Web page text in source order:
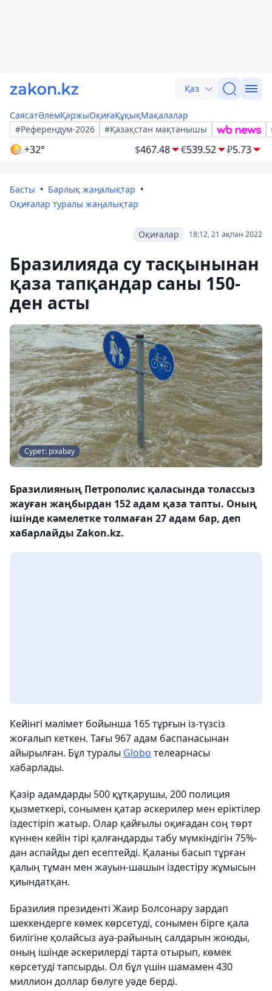
Қаз
СаясатӘлемҚаржыОқиғаҚұқықМақалалар
#Референдум-2026
#Қазақстан мақтанышы
+32° $467.48 €539.52 ₽5.73
Басты
Барлық жаңалықтар
Оқиғалар туралы жаңалықтар
18:12, 21 ақпан 2022
Оқиғалар
Бразилияда су тасқынынан
қаза тапқандар саны 150-
ден асты
Сурет: pixabay
Бразилияның Петрополис қаласында толассыз
жауған жаңбырдан 152 адам қаза тапты. Оның
ішінде кәмелетке толмаған 27 адам бар, деп
хабарлайды Zakon.kz.
Кейінгі мәлімет бойынша 165 тұрғын із-түзсіз
жоғалып кеткен. Тағы 967 адам баспанасынан
айырылған. Бұл туралы Globo телеарнасы
хабарлады.
Қазір адамдарды 500 құтқарушы, 200 полиция
қызметкері, сонымен қатар әскерилер мен еріктілер
іздестіріп жатыр. Олар қайғылы оқиғадан соң төрт
күннен кейін тірі қалғандарды табу мүмкіндігін 75%-
дан аспайды деп есептейді. Қаланы басып тұрған
қалың тұман мен жауын-шашын іздестіру жұмысын
қиындатқан.
Бразилия президенті Жаир Болсонару зардап
шеккендерге көмек көрсетуді, сонымен бірге қала
билігіне қолайсыз ауа-райының салдарын жоюды,
оның ішінде әскерилерді тарта отырып, көмек
көрсетуді тапсырды. Ол бұл үшін шамамен 430
миллион доллар бөлуге уәде берді.